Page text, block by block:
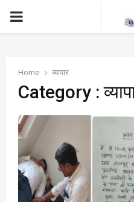
PRIMARY
Home व्यापार
Category :